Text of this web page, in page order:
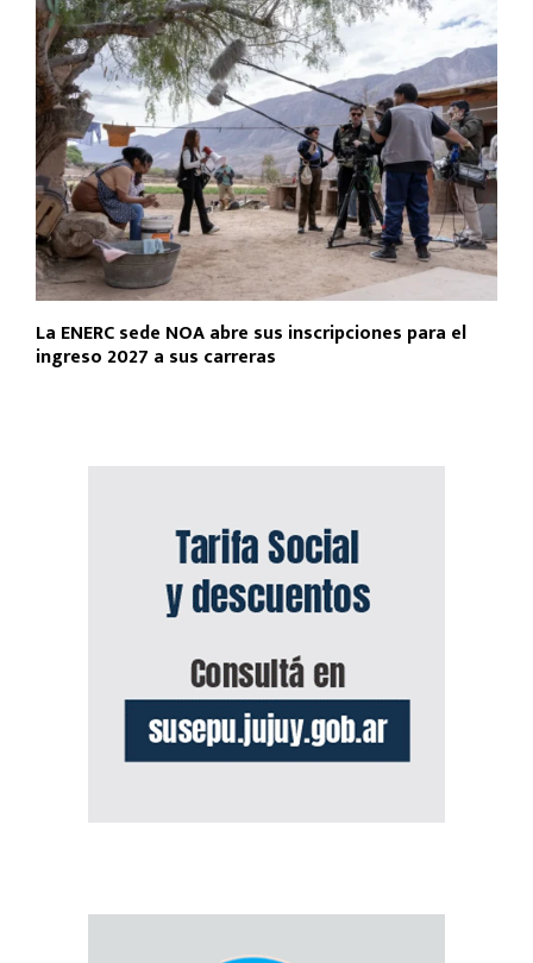
La ENERC sede NOA abre sus inscripciones para el
ingreso 2027 a sus carreras